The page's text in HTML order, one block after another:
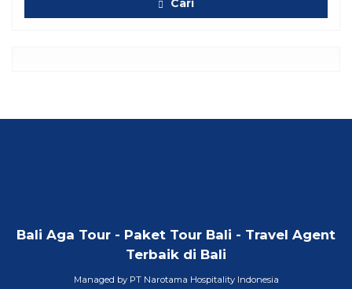
Cari
Bali Aga Tour - Paket Tour Bali - Travel Agent
Terbaik di Bali
Managed by PT Narotama Hospitality Indonesia